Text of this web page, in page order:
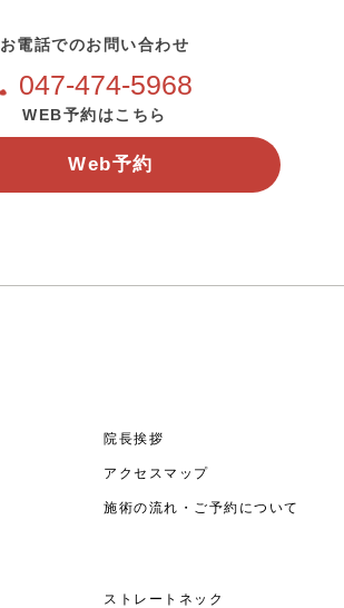
お電話でのお問い合わせ
047-474-5968
WEB予約はこちら
Web予約
院長挨拶
アクセスマップ
施術の流れ・ご予約について
ストレートネック